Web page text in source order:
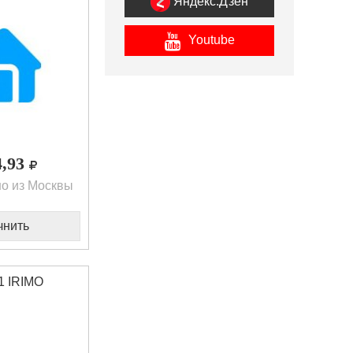
из Москвы
IRIMO
Youtube